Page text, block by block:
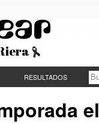
RESULTADOS
el